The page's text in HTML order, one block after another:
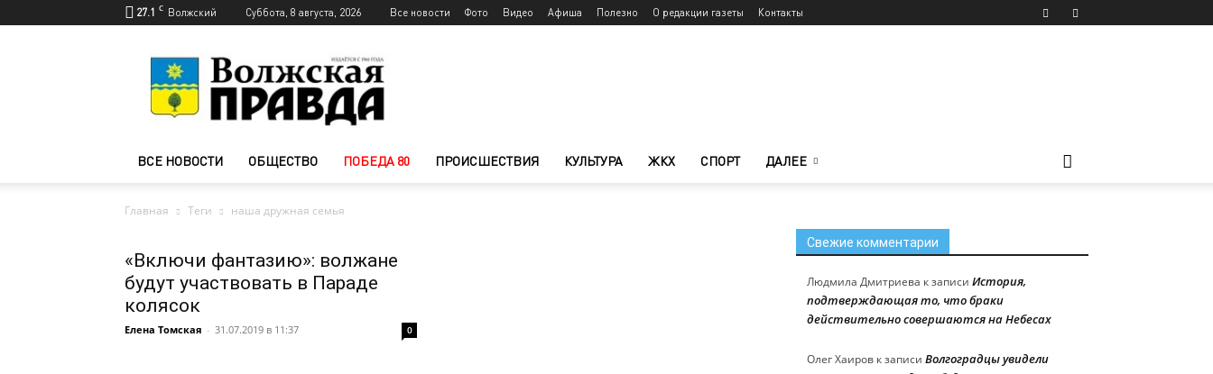
27.1 C Волжский Суббота, 8 августа, 2026 Все новости Фото Видео Афиша Полезно О редакции газеты Контакты
Волжского
—
Волжская
ВСЕ НОВОСТИ ОБЩЕСТВО ПОБЕДА 80 ПРОИСШЕСТВИЯ КУЛЬТУРА ЖКХ СПОРТ ДАЛЕЕ
Главная Теги наша дружная семья
«Включи фантазию»: волжане
будут участвовать в Параде
колясок
Елена Томская - 31.07.2019 в 11:37 0
Свежие комментарии
Людмила Дмитриева к записи История,
подтверждающая то, что браки
действительно совершаются на Небесах
Олег Хаиров к записи Волгоградцы увидели